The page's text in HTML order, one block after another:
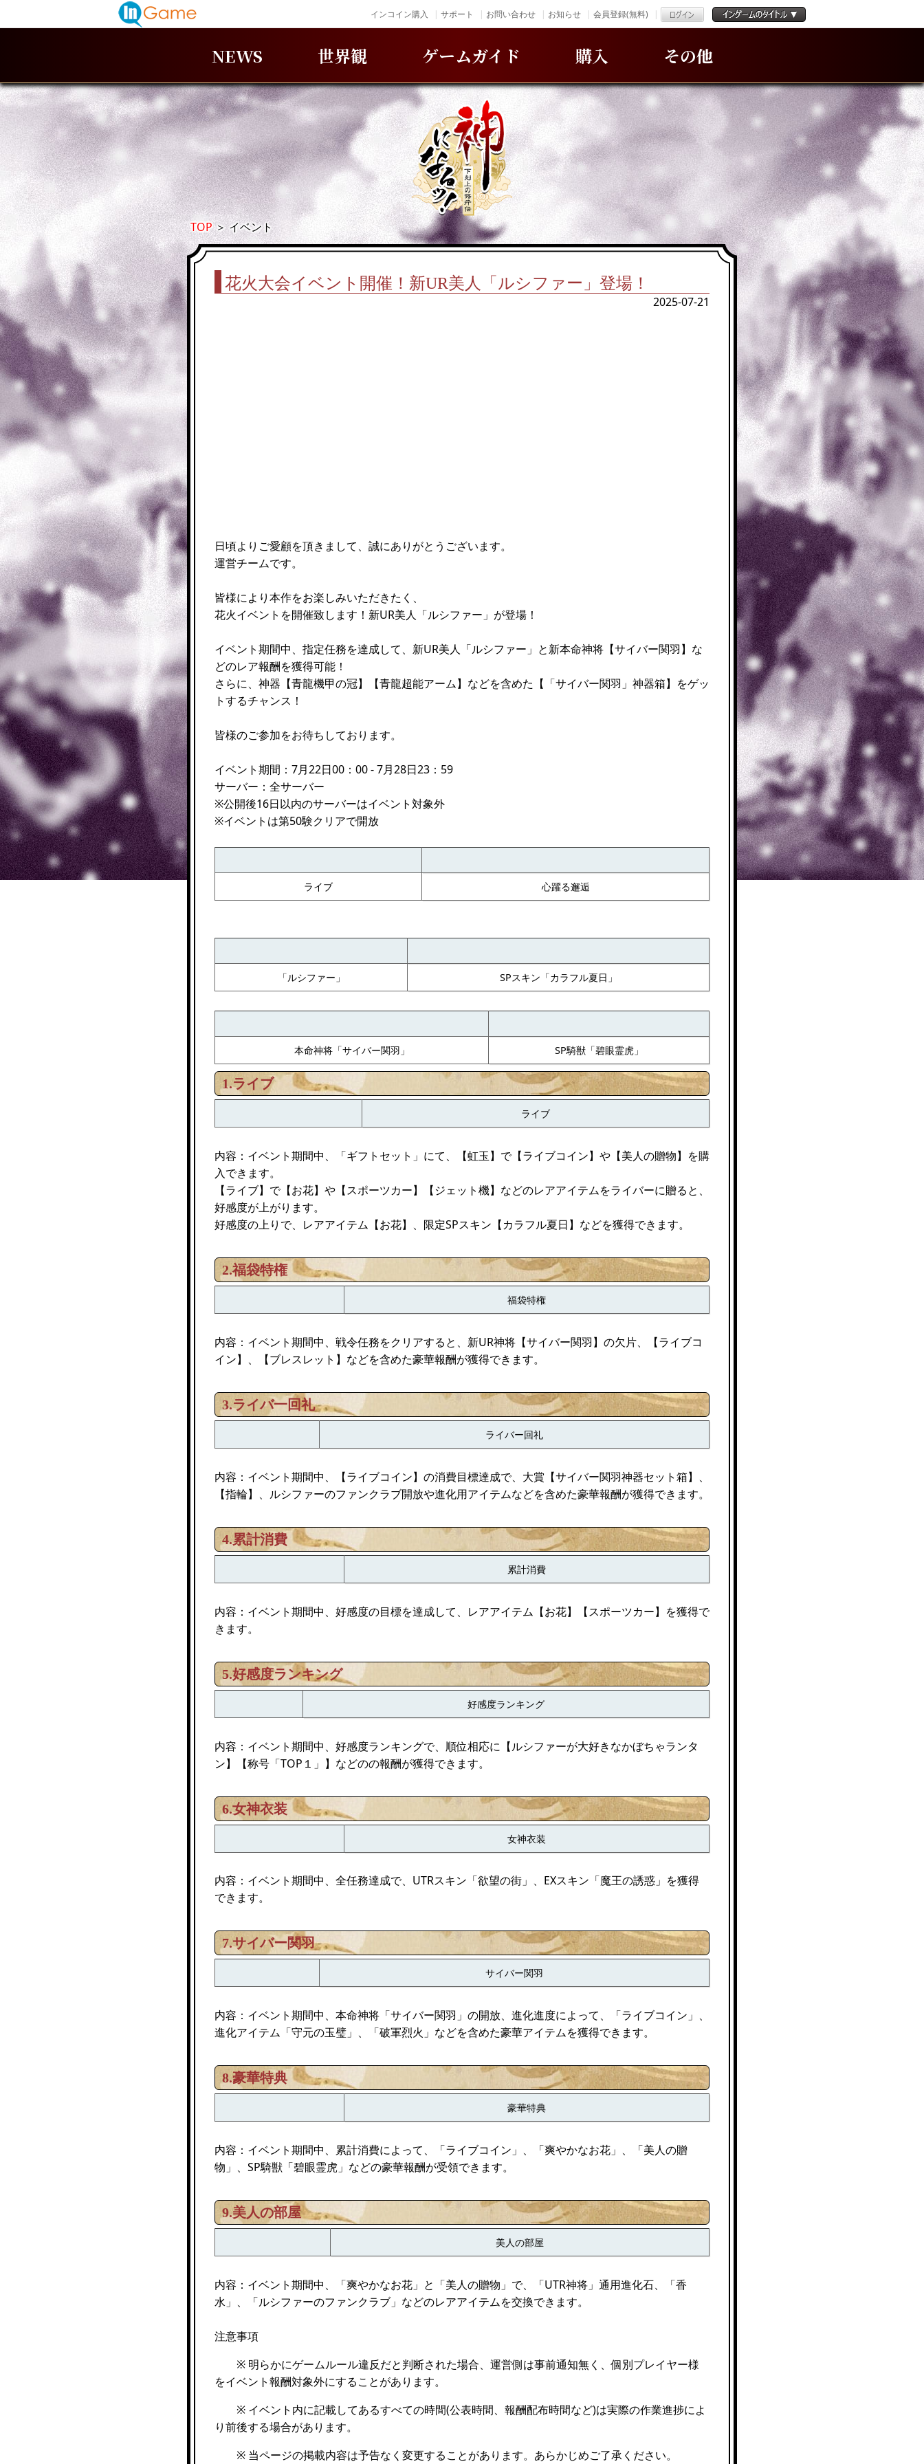
インコイン購入 サポート お問い合わせ お知らせ 会員登録(無料)
NEWS 世界観 ゲームガイド 購入 その他
TOP＞イベント
花火大会イベント開催！新UR美人「ルシファー」登場！
2025-07-21
日頃よりご愛顧を頂きまして、誠にありがとうございます。
運営チームです。
皆様により本作をお楽しみいただきたく、
花火イベントを開催致します！新UR美人「ルシファー」が登場！
イベント期間中、指定任務を達成して、新UR美人「ルシファー」と新本命神将【サイバー関羽】な
どのレア報酬を獲得可能！
さらに、神器【青龍機甲の冠】【青龍超能アーム】などを含めた【「サイバー関羽」神器箱】をゲッ
トするチャンス！
皆様のご参加をお待ちしております。
イベント期間：7月22日00：00 - 7月28日23：59
サーバー：全サーバー
※公開後16日以内のサーバーはイベント対象外
※イベントは第50験クリアで開放
ライブ 心躍る邂逅
「ルシファー」 SPスキン「カラフル夏日」
本命神将「サイバー関羽」 SP騎獣「碧眼霊虎」
1.ライブ
ライブ
内容：イベント期間中、「ギフトセット」にて、【虹玉】で【ライブコイン】や【美人の贈物】を購
入できます。
【ライブ】で【お花】や【スポーツカー】【ジェット機】などのレアアイテムをライバーに贈ると、
好感度が上がります。
好感度の上りで、レアアイテム【お花】、限定SPスキン【カラフル夏日】などを獲得できます。
2.福袋特権
福袋特権
内容：イベント期間中、戦令任務をクリアすると、新UR神将【サイバー関羽】の欠片、【ライブコ
イン】、【ブレスレット】などを含めた豪華報酬が獲得できます。
3.ライバ一回礼
ライバー回礼
内容：イベント期間中、【ライブコイン】の消費目標達成で、大賞【サイバー関羽神器セット箱】、
【指輪】、ルシファーのファンクラブ開放や進化用アイテムなどを含めた豪華報酬が獲得できます。
4.累計消費
累計消費
内容：イベント期間中、好感度の目標を達成して、レアアイテム【お花】【スポーツカー】を獲得で
きます。
5.好感度ランキング
好感度ランキング
内容：イベント期間中、好感度ランキングで、順位相応に【ルシファーが大好きなかぼちゃランタ
ン】【称号「TOP１」】などのの報酬が獲得できます。
6.女神衣装
女神衣装
内容：イベント期間中、全任務達成で、UTRスキン「欲望の街」、EXスキン「魔王の誘惑」を獲得
できます。
7.サイバー関羽
サイバー関羽
内容：イベント期間中、本命神将「サイバー関羽」の開放、進化進度によって、「ライブコイン」、
進化アイテム「守元の玉璧」、「破軍烈火」などを含めた豪華アイテムを獲得できます。
8.豪華特典
豪華特典
内容：イベント期間中、累計消費によって、「ライブコイン」、「爽やかなお花」、「美人の贈
物」、SP騎獣「碧眼霊虎」などの豪華報酬が受領できます。
9.美人の部屋
美人の部屋
内容：イベント期間中、「爽やかなお花」と「美人の贈物」で、「UTR神将」通用進化石、「香
水」、「ルシファーのファンクラブ」などのレアアイテムを交換できます。
注意事項
※ 明らかにゲームルール違反だと判断された場合、運営側は事前通知無く、個別プレイヤー様
をイベント報酬対象外にすることがあります。
※ イベント内に記載してあるすべての時間(公表時間、報酬配布時間など)は実際の作業進捗によ
り前後する場合があります。
※ 当ページの掲載内容は予告なく変更することがあります。あらかじめご了承ください。